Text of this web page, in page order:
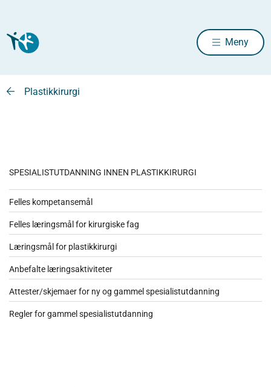
Meny
Plastikkirurgi
SPESIALISTUTDANNING INNEN PLASTIKKIRURGI
Felles kompetansemål
Felles læringsmål for kirurgiske fag
Læringsmål for plastikkirurgi
Anbefalte læringsaktiviteter
Attester/skjemaer for ny og gammel spesialistutdanning
Regler for gammel spesialistutdanning